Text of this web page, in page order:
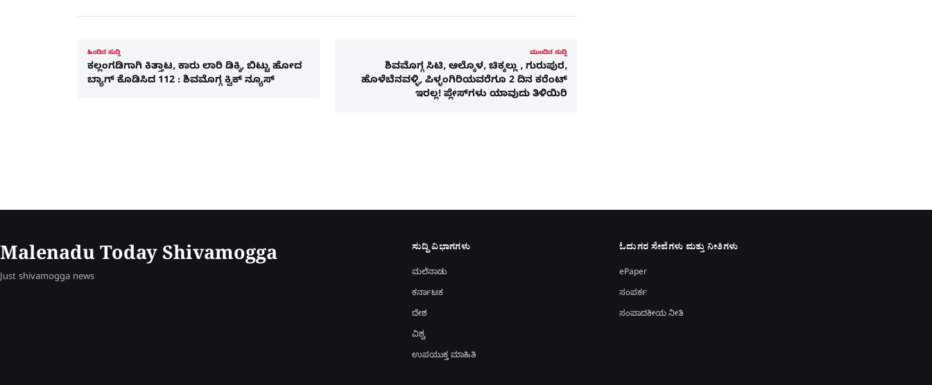
ಹಿಂದಿನ ಸುದ್ದಿ
ಕಲ್ಲಂಗಡಿಗಾಗಿ ಕಿತ್ತಾಟ, ಕಾರು ಲಾರಿ ಡಿಕ್ಕಿ, ಬಿಟ್ಟು ಹೋದ
ಬ್ಯಾಗ್​ ಕೊಡಿಸಿದ 112 : ಶಿವಮೊಗ್ಗ ಕ್ವಿಕ್​ ನ್ಯೂಸ್
ಮುಂದಿನ ಸುದ್ದಿ
ಶಿವಮೊಗ್ಗ ಸಿಟಿ, ಆಲ್ಕೊಳ, ಚಿಕ್ಕಲ್ಲು , ಗುರುಪುರ,
ಹೊಳೆಬೆನವಳ್ಳಿ, ಪಿಳ್ಳಂಗಿರಿಯವರೆಗೂ 2 ದಿನ ಕರೆಂಟ್
ಇರಲ್ಲ! ಪ್ಲೇಸ್​ಗಳು ಯಾವುದು ತಿಳಿಯಿರಿ
Malenadu Today Shivamogga
Just shivamogga news
ಸುದ್ದಿ ವಿಭಾಗಗಳು
ಮಲೆನಾಡು
ಕರ್ನಾಟಕ
ದೇಶ
ವಿಶ್ವ
ಉಪಯುಕ್ತ ಮಾಹಿತಿ
ಓದುಗರ ಸೇವೆಗಳು ಮತ್ತು ನೀತಿಗಳು
ePaper
ಸಂಪರ್ಕ
ಸಂಪಾದಕೀಯ ನೀತಿ